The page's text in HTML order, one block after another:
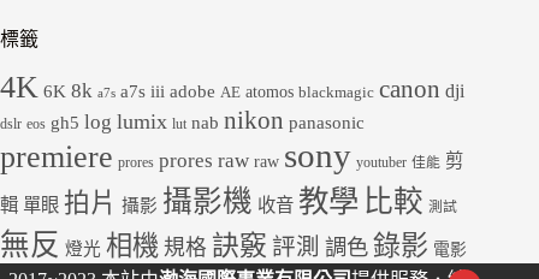
標籤
4K 6K 8k a7s a7s iii adobe AE atomos blackmagic canon dji
dslr eos gh5 log lumix lut nab nikon panasonic
premiere prores prores raw raw sony youtuber 佳能 剪
輯 單眼 拍片 攝影 攝影機 收音 教學 比較 測試
無反 燈光 相機 規格 訣竅 評測 調色 錄影 電影